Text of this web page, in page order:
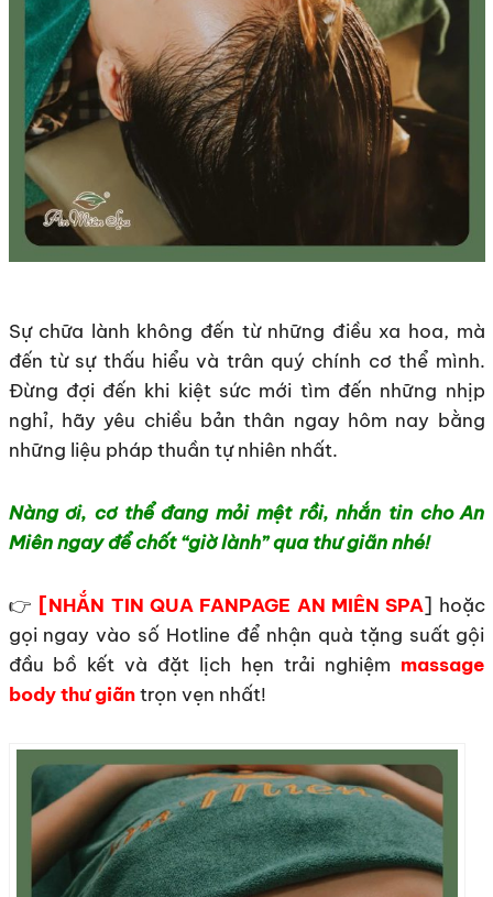
Sự chữa lành không đến từ những điều xa hoa, mà
đến từ sự thấu hiểu và trân quý chính cơ thể mình.
Đừng đợi đến khi kiệt sức mới tìm đến những nhịp
nghỉ, hãy yêu chiều bản thân ngay hôm nay bằng
những liệu pháp thuần tự nhiên nhất.
Nàng ơi, cơ thể đang mỏi mệt rồi, nhắn tin cho An
Miên ngay để chốt “giờ lành” qua thư giãn nhé!
👉 [NHẮN TIN QUA FANPAGE AN MIÊN SPA] hoặc
gọi ngay vào số Hotline để nhận quà tặng suất gội
đầu bồ kết và đặt lịch hẹn trải nghiệm massage
body thư giãntrọn vẹn nhất!